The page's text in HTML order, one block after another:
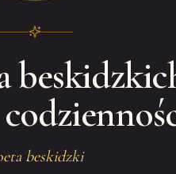
beskidzki